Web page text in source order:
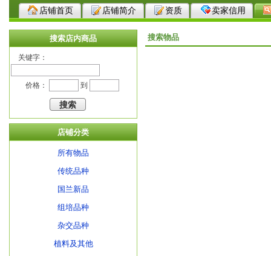
店铺首页 店铺简介 资质 卖家信用
搜索店内商品
关键字：
价格： 到
店铺分类
所有物品
传统品种
国兰新品
组培品种
杂交品种
植料及其他
搜索物品